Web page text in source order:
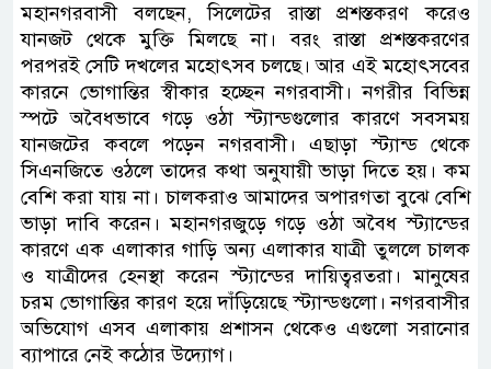
মহানগরবাসী বলছেন, সিলেটের রাস্তা প্রশস্তকরণ করেও
যানজট থেকে মুক্তি মিলছে না। বরং রাস্তা প্রশস্তকরণের
পরপরই সেটি দখলের মহোৎসব চলছে। আর এই মহোৎসবের
কারনে ভোগান্তির স্বীকার হচ্ছেন নগরবাসী। নগরীর বিভিন্ন
স্পটে অবৈধভাবে গড়ে ওঠা স্ট্যান্ডগুলোর কারণে সবসময়
যানজটের কবলে পড়েন নগরবাসী। এছাড়া স্ট্যান্ড থেকে
সিএনজিতে ওঠলে তাদের কথা অনুযায়ী ভাড়া দিতে হয়। কম
বেশি করা যায় না। চালকরাও আমাদের অপারগতা বুঝে বেশি
ভাড়া দাবি করেন। মহানগরজুড়ে গড়ে ওঠা অবৈধ স্ট্যান্ডের
কারণে এক এলাকার গাড়ি অন্য এলাকার যাত্রী তুললে চালক
ও যাত্রীদের হেনস্থা করেন স্ট্যান্ডের দায়িত্বরতরা। মানুষের
চরম ভোগান্তির কারণ হয়ে দাঁড়িয়েছে স্ট্যান্ডগুলো। নগরবাসীর
অভিযোগ এসব এলাকায় প্রশাসন থেকেও এগুলো সরানোর
ব্যাপারে নেই কঠোর উদ্যোগ।